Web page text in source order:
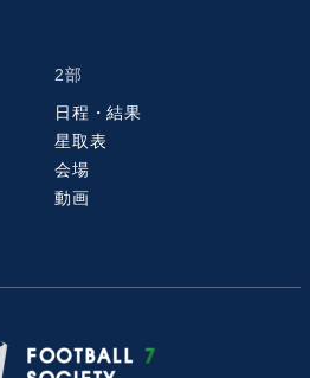
2部
日程・結果
星取表
会場
動画